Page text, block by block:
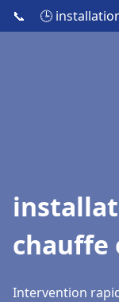
📞 🕒
chauffe
Intervention